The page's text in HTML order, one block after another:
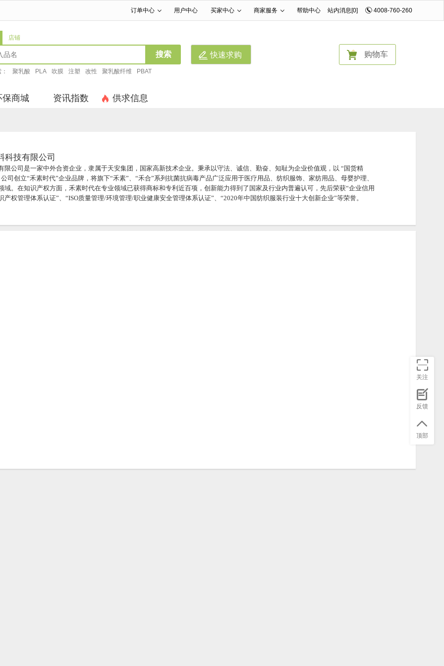
订单中心 用户中心 买家中心 商家服务 帮助中心 站内消息[0] 4008-760-260
店铺
搜索 快速求购
聚乳酸 PLA 吹膜 注塑 改性 聚乳酸纤维 PBAT
购物车
保商城 资讯指数 供求信息
科技有限公司
限公司是一家中外合资企业，隶属于天安集团，国家高新技术企业。秉承以守法、诚信、勤奋、知耻为企业价值观，以 “国货精
司创立“禾素时代”企业品牌，将旗下“禾素”、“禾合”系列抗菌抗病毒产品广泛应用于医疗用品、纺织服饰、家纺用品、母婴护理、
域。在知识产权方面，禾素时代在专业领域已获得商标和专利近百项，创新能力得到了国家及行业内普遍认可，先后荣获“企业信用
产权管理体系认证”、“ISO质量管理/环境管理/职业健康安全管理体系认证”、“2020年中国纺织服装行业十大创新企业”等荣誉。
关注
反馈
顶部